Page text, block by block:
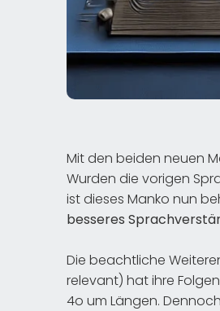
Mit den beiden neuen
Wurden die vorigen
ist dieses Manko nun
besseres
Die beachtliche
relevant) hat ihre
4o um Längen.